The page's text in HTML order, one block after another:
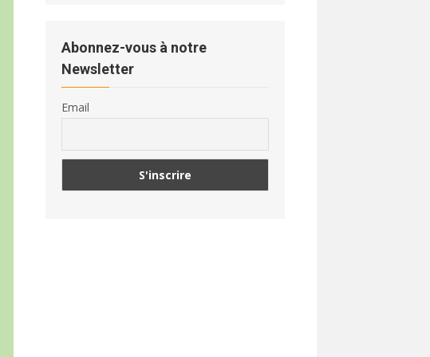
Abonnez-vous à notre
Newsletter
Email